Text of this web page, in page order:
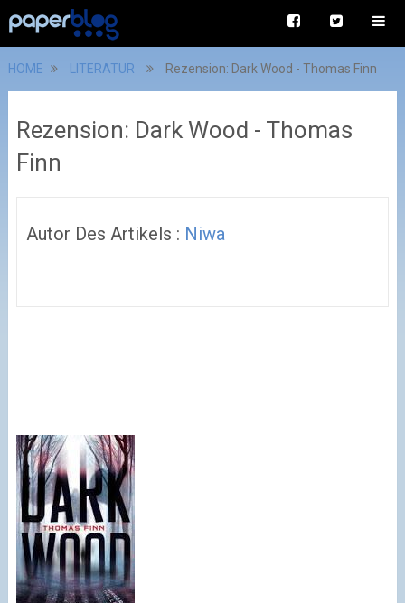
HOME LITERATUR Rezension: Dark Wood - Thomas Finn
Rezension: Dark Wood - Thomas
Finn
Autor Des Artikels : Niwa